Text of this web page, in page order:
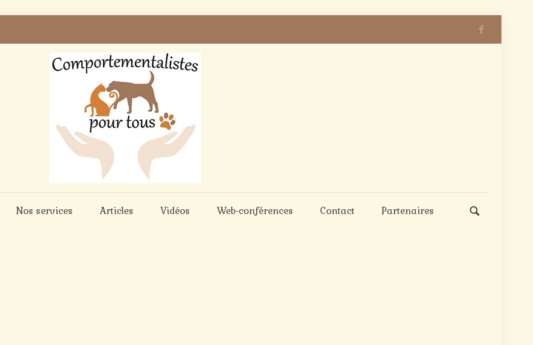
Nos services Articles Vidéos Web-conférences Contact Partenaires